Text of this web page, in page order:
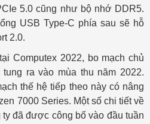
5.0 cũng như bộ nhớ DDR5.
USB Type-C phía sau sẽ hỗ
2.0.
Computex 2022, bo mạch chủ
ra vào mùa thu năm 2022.
thế hệ tiếp theo này có nâng
7000 Series. Một số chi tiết về
đã được công bố vào đầu tuần